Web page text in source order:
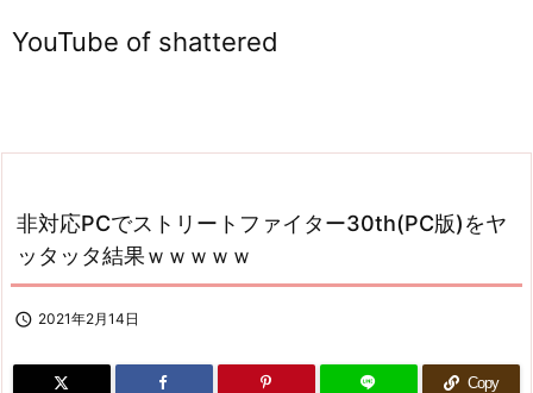
YouTube of shattered
非対応PCでストリートファイター30th(PC版)をヤ
ッタッタ結果ｗｗｗｗｗ
 2021年2月14日
Copy